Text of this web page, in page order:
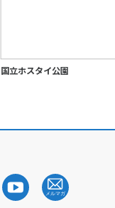
国立ホスタイ公園